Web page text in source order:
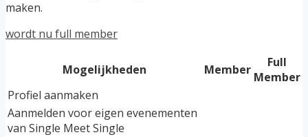
maken.
wordt nu full member
Mogelijkheden Member
Full
Member
Profiel aanmaken
Aanmelden voor eigen evenementen
van Single Meet Single